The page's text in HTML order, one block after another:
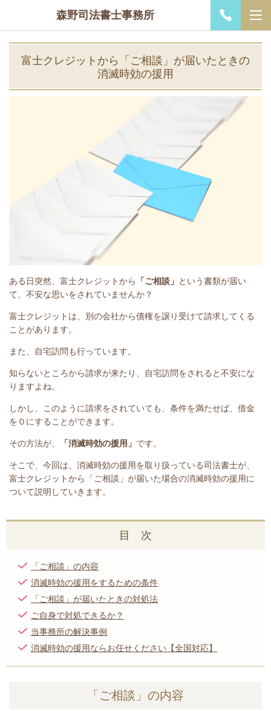
森野司法書士事務所
富士クレジットから「ご相談」が届いたときの
消滅時効の援用
ある日突然、富士クレジットから 「ご相談」 という書類が届い
て、不安な思いをされていませんか？
富士クレジットは、別の会社から債権を譲り受けて請求してくる
ことがあります。
また、自宅訪問も行っています。
知らないところから請求が来たり、自宅訪問をされると不安にな
りますよね。
しかし、このように請求をされていても、条件を満たせば、借金
を０にすることができます。
その方法が、 「消滅時効の援用」 です。
そこで、今回は、消滅時効の援用を取り扱っている司法書士が、
富士クレジットから「ご相談」が届いた場合の消滅時効の援用に
ついて説明していきます。
目 次
「ご相談」の内容
消滅時効の援用をするための条件
「ご相談」が届いたときの対処法
ご自身で対処できるか？
当事務所の解決事例
消滅時効の援用ならお任せください【全国対応】
「ご相談」の内容